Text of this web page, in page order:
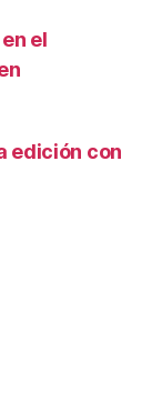
el
edición con